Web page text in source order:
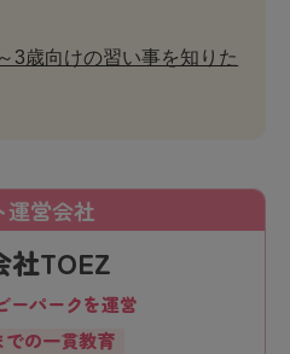
3歳向けの習い事を知りた
運営会社
社TOEZ
ーパークを運営
での一貫教育